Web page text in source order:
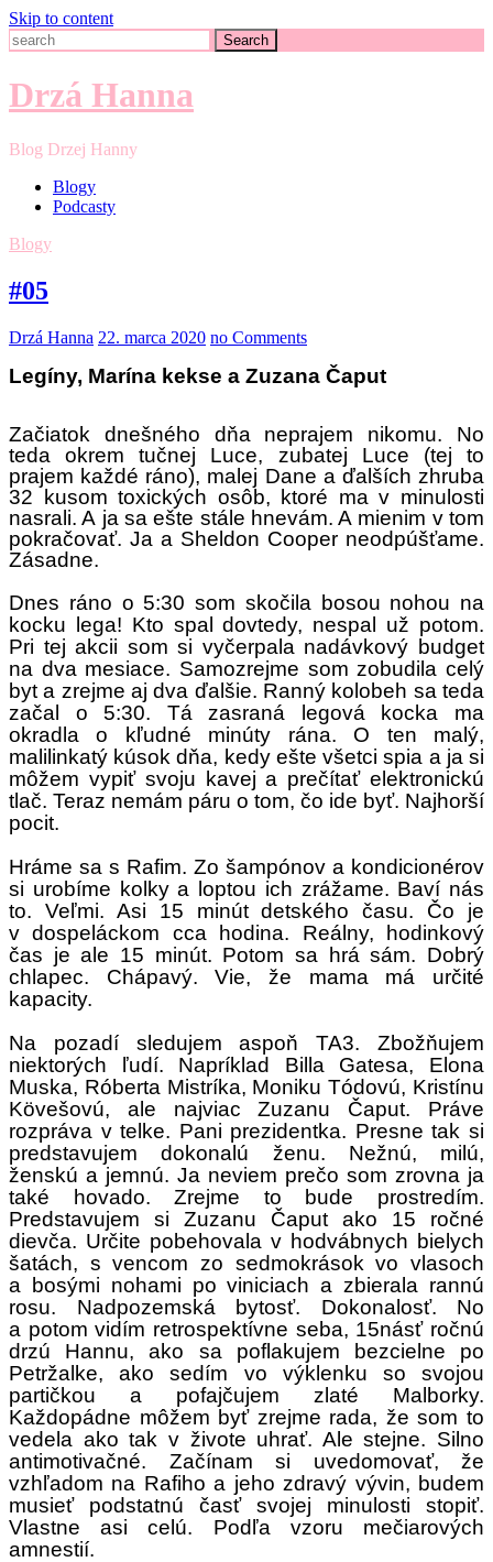
Skip to content
Search
Drzá Hanna
Blog Drzej Hanny
Blogy
Podcasty
Blogy
#05
Drzá Hanna 22. marca 2020 no Comments
Legíny, Marína kekse a Zuzana Čaput
Začiatok dnešného dňa neprajem nikomu. No
teda okrem tučnej Luce, zubatej Luce (tej to
prajem každé ráno), malej Dane a ďalších zhruba
32 kusom toxických osôb, ktoré ma v minulosti
nasrali. A ja sa ešte stále hnevám. A mienim v tom
pokračovať. Ja a Sheldon Cooper neodpúšťame.
Zásadne.
Dnes ráno o 5:30 som skočila bosou nohou na
kocku lega! Kto spal dovtedy, nespal už potom.
Pri tej akcii som si vyčerpala nadávkový budget
na dva mesiace. Samozrejme som zobudila celý
byt a zrejme aj dva ďalšie. Ranný kolobeh sa teda
začal o 5:30. Tá zasraná legová kocka ma
okradla o kľudné minúty rána. O ten malý,
malilinkatý kúsok dňa, kedy ešte všetci spia a ja si
môžem vypiť svoju kavej a prečítať elektronickú
tlač. Teraz nemám páru o tom, čo ide byť. Najhorší
pocit.
Hráme sa s Rafim. Zo šampónov a kondicionérov
si urobíme kolky a loptou ich zrážame. Baví nás
to. Veľmi. Asi 15 minút detského času. Čo je
v dospeláckom cca hodina. Reálny, hodinkový
čas je ale 15 minút. Potom sa hrá sám. Dobrý
chlapec. Chápavý. Vie, že mama má určité
kapacity.
Na pozadí sledujem aspoň TA3. Zbožňujem
niektorých ľudí. Napríklad Billa Gatesa, Elona
Muska, Róberta Mistríka, Moniku Tódovú, Kristínu
Kövešovú, ale najviac Zuzanu Čaput. Práve
rozpráva v telke. Pani prezidentka. Presne tak si
predstavujem dokonalú ženu. Nežnú, milú,
ženskú a jemnú. Ja neviem prečo som zrovna ja
také hovado. Zrejme to bude prostredím.
Predstavujem si Zuzanu Čaput ako 15 ročné
dievča. Určite pobehovala v hodvábnych bielych
šatách, s vencom zo sedmokrások vo vlasoch
a bosými nohami po viniciach a zbierala rannú
rosu. Nadpozemská bytosť. Dokonalosť. No
a potom vidím retrospektívne seba, 15násť ročnú
drzú Hannu, ako sa poflakujem bezcielne po
Petržalke, ako sedím vo výklenku so svojou
partičkou a pofajčujem zlaté Malborky.
Každopádne môžem byť zrejme rada, že som to
vedela ako tak v živote uhrať. Ale stejne. Silno
antimotivačné. Začínam si uvedomovať, že
vzhľadom na Rafiho a jeho zdravý vývin, budem
musieť podstatnú časť svojej minulosti stopiť.
Vlastne asi celú. Podľa vzoru mečiarových
amnestií.